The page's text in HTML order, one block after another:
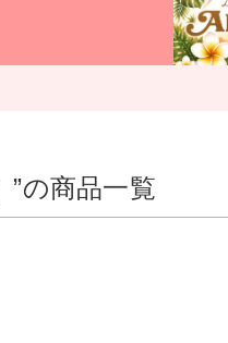
”の商品一覧